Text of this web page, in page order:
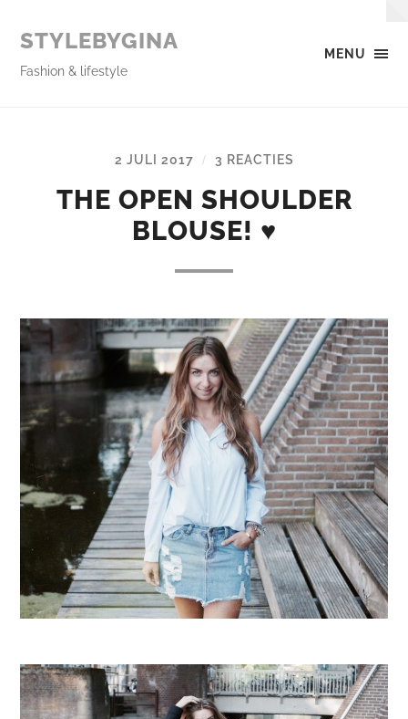
MENU
STYLEBYGINA
Fashion & lifestyle
2 JULI 2017 / 3 REACTIES
THE OPEN SHOULDER
BLOUSE! ♥